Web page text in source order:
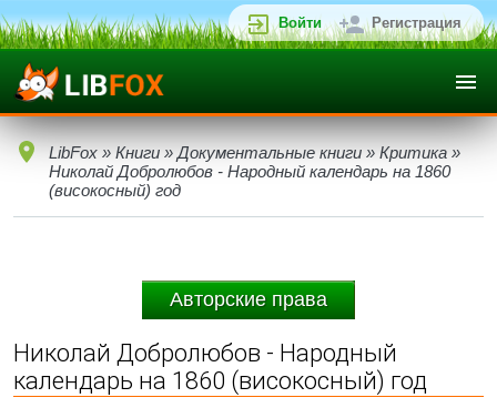
Войти Регистрация
LibFox » Книги » Документальные книги » Критика »
Николай Добролюбов - Народный календарь на 1860
(високосный) год
Авторские права
Николай Добролюбов - Народный
календарь на 1860 (високосный) год